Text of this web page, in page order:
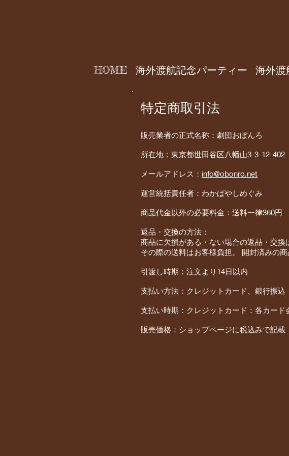
HOME 海外渡航記念パーティー 海外渡
​特定商取引法
販売業者の正式名称：劇団おぼんろ
所在地：東京都世田谷区八幡山3-3-12-402
メールアドレス： info@obonro.net
運営統括責任者：わかばやしめぐみ
商品代金以外の必要料金：送料一律360
返品・交換の方法：
商品に欠損がある・ない場合の返品・交
その際の送料はお客様負担。 開封済みの商
引渡し時期：注文より14日以内
支払い方法：クレジットカード、銀行振込
支払い時期：クレジットカード：各カー
販売価格：ショップページに税込みで記載